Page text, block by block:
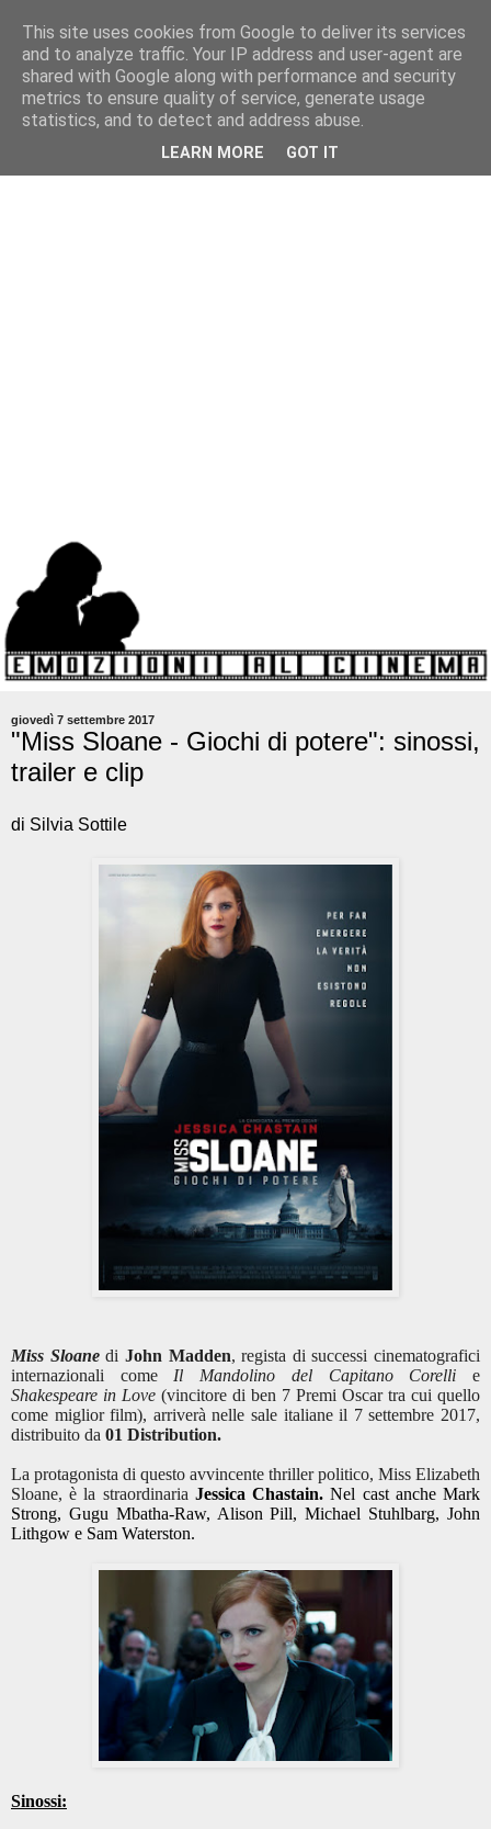
giovedì 7 settembre 2017
"Miss Sloane - Giochi di potere": sinossi,
trailer e clip
di Silvia Sottile
Miss Sloanedi John Madden, regista di successi cinematografici
internazionali come Il Mandolino del Capitano Corellie
Shakespeare in Love (vincitore di ben 7 Premi Oscar tra cui quello
come miglior film), arriverà nelle sale italiane il 7 settembre 2017,
distribuito da 01 Distribution.
La protagonista di questo avvincente thriller politico, Miss Elizabeth
Sloane, è la straordinaria Jessica Chastain.Nel cast anche Mark
Strong, Gugu Mbatha-Raw, Alison Pill, Michael Stuhlbarg, John
Lithgow e Sam Waterston.
Sinossi:
This site uses cookies from Google to deliver its services
and to analyze traffic. Your IP address and user-agent are
shared with Google along with performance and security
metrics to ensure quality of service, generate usage
statistics, and to detect and address abuse.
LEARN MORE GOT IT